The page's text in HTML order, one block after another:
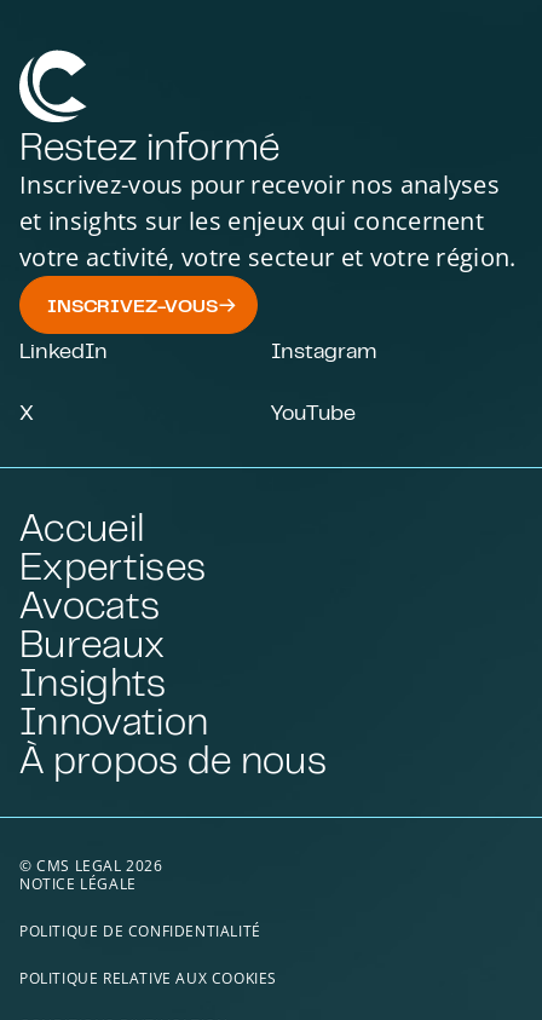
Restez informé
Inscrivez-vous pour recevoir nos analyses
et insights sur les enjeux qui concernent
votre activité, votre secteur et votre région.
INSCRIVEZ-VOUS
LinkedIn Instagram
X YouTube
Accueil
Expertises
Avocats
Bureaux
Insights
Innovation
À propos de nous
© CMS LEGAL 2026
NOTICE LÉGALE
POLITIQUE DE CONFIDENTIALITÉ
POLITIQUE RELATIVE AUX COOKIES